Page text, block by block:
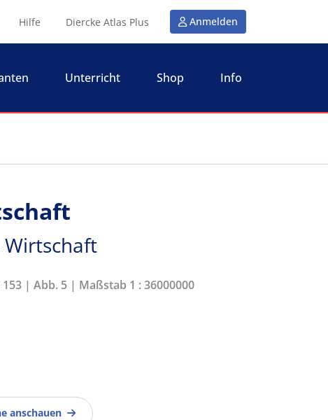
Hilfe Diercke Atlas Plus Anmelden
Unterricht Shop Info
| Abb. 5 | Maßstab 1 : 36000000
anschauen